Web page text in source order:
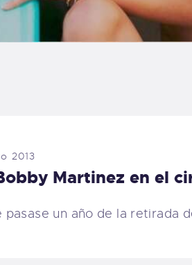
BLOG
TIENDA
2013
Martinez en el
pasase un año de la retirada